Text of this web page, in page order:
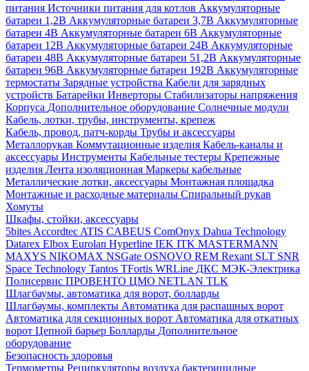
питания Источники питания для котлов Аккумуляторные
батареи 1,2В Аккумуляторные батареи 3,7В Аккумуляторные
батареи 4В Аккумуляторные батареи 6В Аккумуляторные
батареи 12В Аккумуляторные батареи 24В Аккумуляторные
батареи 48В Аккумуляторные батареи 51,2В Аккумуляторные
батареи 96В Аккумуляторные батареи 192В Аккумуляторные
термостаты Зарядные устройства Кабели для зарядных
устройств Батарейки Инверторы Стабилизаторы напряжения
Корпуса Дополнительное оборудование Солнечные модули
Кабель, лотки, трубы, инструменты, крепеж
Кабель, провод, патч-корды Трубы и аксессуары
Металлорукав Коммутационные изделия Кабель-каналы и
аксессуары Инструменты Кабельные тестеры Крепежные
изделия Лента изоляционная Маркеры кабельные
Металлические лотки, аксессуары Монтажная площадка
Монтажные и расходные материалы Спиральный рукав
Хомуты
Шкафы, стойки, аксессуары
5bites Accordtec ATIS CABEUS ComOnyx Dahua Technology
Datarex Elbox Eurolan Hyperline IEK ITK MASTERMANN
MAXYS NIKOMAX NSGate OSNOVO REM Rexant SLT SNR
Space Technology Tantos TFortis WRLine ДКС МЭК-Электрика
Полисервис ПРОВЕНТО ЦМО NETLAN TLK
Шлагбаумы, автоматика для ворот, болларды
Шлагбаумы, комплекты Автоматика для распашных ворот
Автоматика для секционных ворот Автоматика для откатных
ворот Цепной барьер Болларды Дополнительное
оборудование
Безопасность здоровья
Термометры Рециркуляторы воздуха бактерицидные